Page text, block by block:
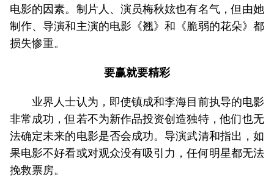
电影的因素。制片人、演员梅秋妶也有名气，但由她
制作、导演和主演的电影《翘》和《脆弱的花朵》都
损失惨重。
要赢就要精彩
业界人士认为，即使镇成和李海目前执导的电影
非常成功，但若不为新作品投资创造独特，他们也无
法确定未来的电影是否会成功。导演武清和指出，如
果电影不好看或对观众没有吸引力，任何明星都无法
挽救票房。